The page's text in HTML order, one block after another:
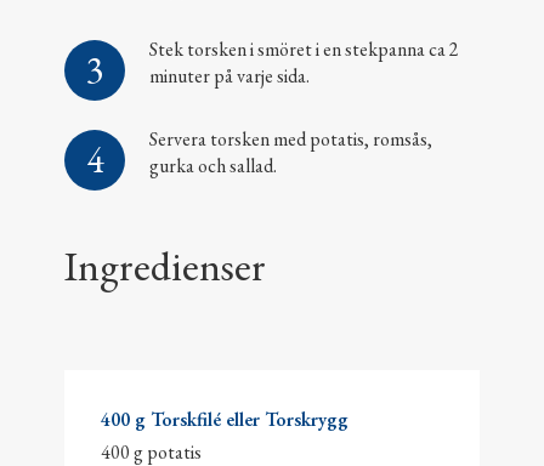
Stek torsken i smöret i en stekpanna ca 2
minuter på varje sida.
Servera torsken med potatis, romsås,
gurka och sallad.
Ingredienser
400 g Torskfilé eller Torskrygg
400 g potatis